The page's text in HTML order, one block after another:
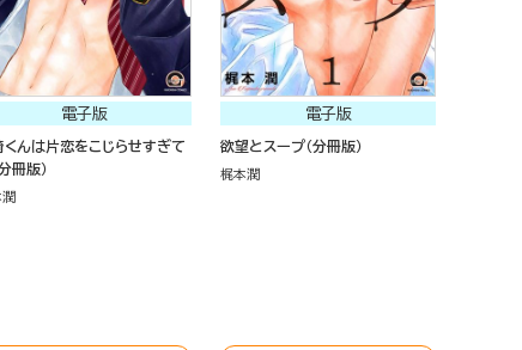
電子版
くんは片恋をこじらせすぎて
冊版）
電子版
欲望とスープ（分冊版）
梶本潤